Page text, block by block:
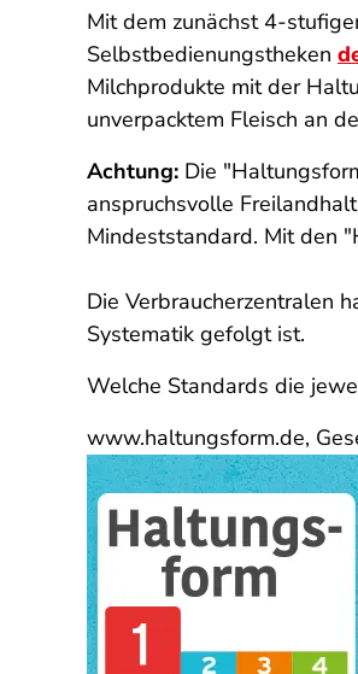
Mit dem zunächst 4-
Selbstbedienungstheken
Milchprodukte mit der
unverpacktem Fleisch an
Achtung: Die
anspruchsvolle
Mindeststandard. Mit den "
Die Verbraucherzentralen
Systematik gefolgt ist.
Welche Standards die
www.haltungsform.de,